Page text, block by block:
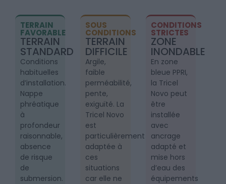
TERRAIN
FAVORABLE
TERRAIN
STANDARD
Conditions
habituelles
d’installation.
Nappe
phréatique
à
profondeur
raisonnable,
absence
de risque
de
submersion.
SOUS
CONDITIONS
TERRAIN
DIFFICILE
Argile,
faible
perméabilité,
pente,
exiguïté. La
Tricel Novo
est
particulièrement
adaptée à
ces
situations
car elle ne
CONDITIONS
STRICTES
ZONE
INONDABLE
En zone
bleue PPRI,
la Tricel
Novo peut
être
installée
avec
ancrage
adapté et
mise hors
d’eau des
équipements